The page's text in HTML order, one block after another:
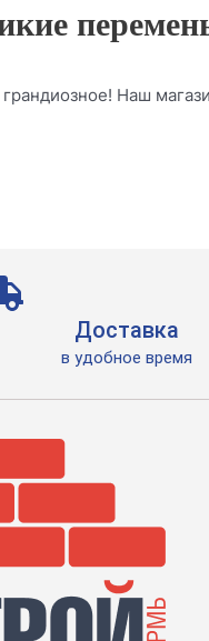
Наш
Доставка
в удобное время